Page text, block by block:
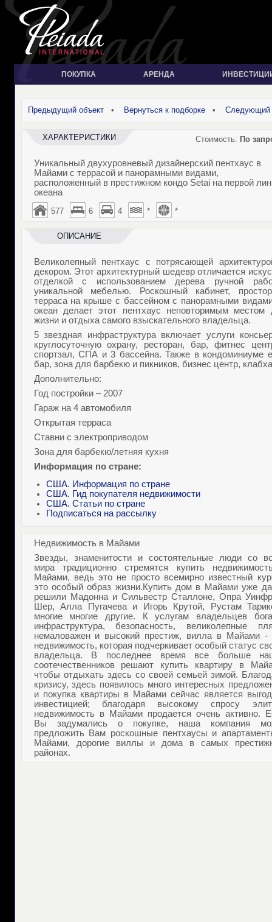
ПОКУПКА АРЕНДА
Предыдущий объект• Вернуться к подборке• Следующий
Стоимость: По
ХАРАКТЕРИСТИКИ
Уникальный двухуровневый дизайнерский пентхаус в
Майами с террасой и панорамными видами,
расположенный в престижном кондо Setai на первой
океана
577 6 4 * *
ОПИСАНИЕ
Великолепный пентхаус с потрясающей
декором. Этот архитектурный шедевр отличается
отделкой с использованием дерева ручной
уникальной мебелью. Роскошный кабинет,
терраса на крыше с бассейном с панорамными
океан делает этот пентхаус неповторимым местом
жизни и отдыха самого взыскательного владельца.
5 звездная инфраструктура включает услуги
круглосуточную охрану, ресторан, бар, фитнес
спортзал, СПА и 3 бассейна. Также в кондоминиуме
бар, зона для барбекю и пикников, бизнес центр,
Дополнительно:
Год постройки – 2007
Гараж на 4 автомобиля
Открытая терраса
Ставни с электроприводом
Зона для барбекю/летняя кухня
Информация по стране:
США. Информация по стране
США. Гид покупателя недвижимости
США. Статьи по стране
Подписаться на рассылку
Недвижимость в Майами
Звезды, знаменитости и состоятельные люди со
мира традиционно стремятся купить
Майами, ведь это не просто всемирно известный
это особый образ жизни.Купить дом в Майамиуже
решили Мадонна и Сильвестр Сталлоне, Опра
Шер, Алла Пугачева и Игорь Крутой, Рустам
многие многие другие. К услугам владельцев
инфраструктура, безопасность, великолепные
немаловажен и высокий престиж, вилла в Майами-
недвижимость, которая подчеркивает особый статус
владельца. В последнее время все больше
соотечественников решают купить квартиру в
чтобы отдыхать здесь со своей семьей зимой.
кризису, здесь появилось много интересных
и покупка квартиры в Майамисейчас является
инвестицией; благодаря высокому спросу
недвижимость в Майамипродается очень активно.
Вы задумались о покупке, наша компания
предложить Вам роскошные пентхаусы и
Майами, дорогие виллы и дома в самых
районах.